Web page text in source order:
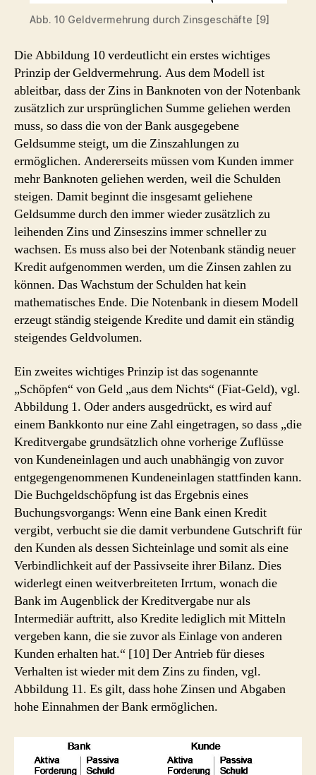
Abb. 10 Geldvermehrung durch Zinsgeschäfte [9]
Die Abbildung 10 verdeutlicht ein erstes wichtiges
Prinzip der Geldvermehrung. Aus dem Modell ist
ableitbar, dass der Zins in Banknoten von der Notenbank
zusätzlich zur ursprünglichen Summe geliehen werden
muss, so dass die von der Bank ausgegebene
Geldsumme steigt, um die Zinszahlungen zu
ermöglichen. Andererseits müssen vom Kunden immer
mehr Banknoten geliehen werden, weil die Schulden
steigen. Damit beginnt die insgesamt geliehene
Geldsumme durch den immer wieder zusätzlich zu
leihenden Zins und Zinseszins immer schneller zu
wachsen. Es muss also bei der Notenbank ständig neuer
Kredit aufgenommen werden, um die Zinsen zahlen zu
können. Das Wachstum der Schulden hat kein
mathematisches Ende. Die Notenbank in diesem Modell
erzeugt ständig steigende Kredite und damit ein ständig
steigendes Geldvolumen.
Ein zweites wichtiges Prinzip ist das sogenannte
„Schöpfen“ von Geld „aus dem Nichts“ (Fiat-Geld), vgl.
Abbildung 1. Oder anders ausgedrückt, es wird auf
einem Bankkonto nur eine Zahl eingetragen, so dass „die
Kreditvergabe grundsätzlich ohne vorherige Zuflüsse
von Kundeneinlagen und auch unabhängig von zuvor
entgegengenommenen Kundeneinlagen stattfinden kann.
Die Buchgeldschöpfung ist das Ergebnis eines
Buchungsvorgangs: Wenn eine Bank einen Kredit
vergibt, verbucht sie die damit verbundene Gutschrift für
den Kunden als dessen Sichteinlage und somit als eine
Verbindlichkeit auf der Passivseite ihrer Bilanz. Dies
widerlegt einen weitverbreiteten Irrtum, wonach die
Bank im Augenblick der Kreditvergabe nur als
Intermediär auftritt, also Kredite lediglich mit Mitteln
vergeben kann, die sie zuvor als Einlage von anderen
Kunden erhalten hat.“ [10] Der Antrieb für dieses
Verhalten ist wieder mit dem Zins zu finden, vgl.
Abbildung 11. Es gilt, dass hohe Zinsen und Abgaben
hohe Einnahmen der Bank ermöglichen.